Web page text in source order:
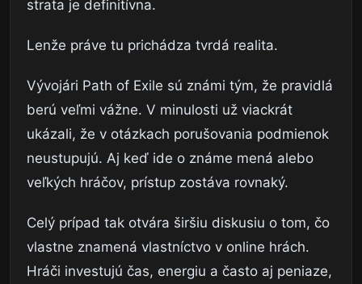
strata je definitívna.
Lenže práve tu prichádza tvrdá realita.
Vývojári Path of Exile sú známi tým, že pravidlá
berú veľmi vážne. V minulosti už viackrát
ukázali, že v otázkach porušovania podmienok
neustupujú. Aj keď ide o známe mená alebo
veľkých hráčov, prístup zostáva rovnaký.
Celý prípad tak otvára širšiu diskusiu o tom, čo
vlastne znamená vlastníctvo v online hrách.
Hráči investujú čas, energiu a často aj peniaze,